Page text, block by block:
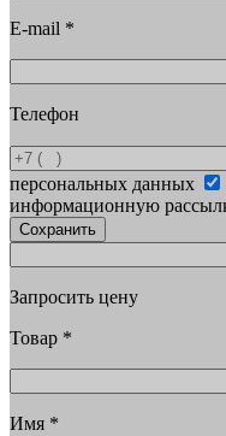
E-mail *
Телефон
персональных данных
информационную
Сохранить
Запросить цену
Товар *
Имя *